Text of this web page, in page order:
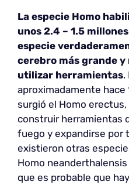
La especie Homo
unos 2.4 – 1.5
especie
cerebro más grande
utilizar herramientas.
aproximadamente hace
surgió el Homo
construir herramientas
fuego y expandirse por
existieron otras
Homo
que es probable que